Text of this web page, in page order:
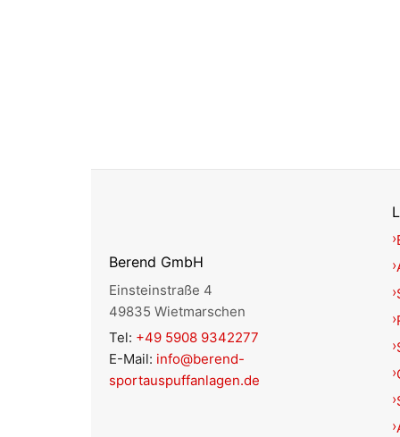
Berend GmbH
Einsteinstraße 4
49835 Wietmarschen
Tel: +49 5908 9342277
E-Mail: info@berend-
sportauspuffanlagen.de